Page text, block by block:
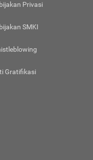
Privasi
SMKI
Gratifikasi